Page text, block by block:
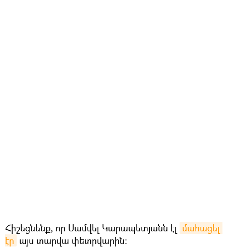
Հիշեցնենք, որ Սամվել Կարապետյանն էլ մահացել
էր այս տարվա փետրվարին։